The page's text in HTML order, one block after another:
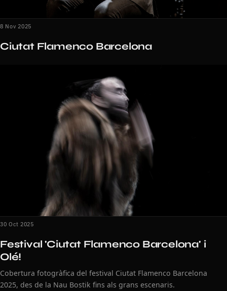
8 Nov 2025
Ciutat Flamenco Barcelona
30 Oct 2025
Festival 'Ciutat Flamenco Barcelona' i
Olé!
Cobertura fotogràfica del festival Ciutat Flamenco Barcelona
2025, des de la Nau Bostik fins als grans escenaris.